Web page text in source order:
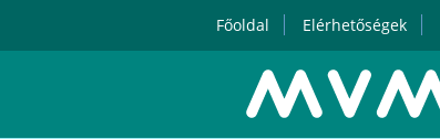
Főoldal Elérhetőségek